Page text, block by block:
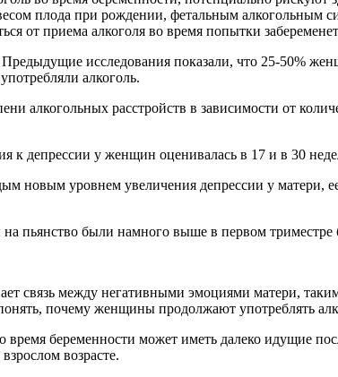
плода при рождении, фетальным алкогольным
от приема алкоголя во время попытки
Предыдущие исследования показали, что 25-50%
алкоголь.
алкогольных расстройств в зависимости от
к депрессии у женщин оценивалась в 17 и в 30
новым уровнем увеличения депрессии у матери,
пьянство были намного выше в первом
связь между негативными эмоциями матери,
почему женщины продолжают употреблять
беременности может иметь далеко идущие
возрасте.